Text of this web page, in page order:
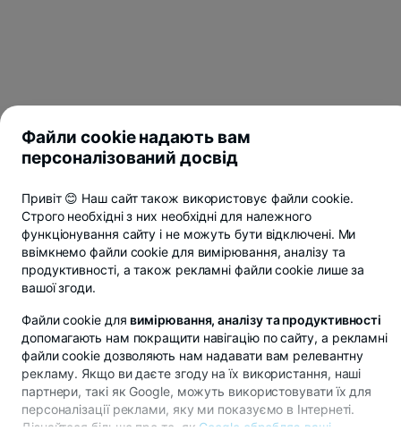
ПЕРЕВИКОНАННЯ ДОГОВОРУ
ТВОЮ ГРОШОВУ
Файли cookie надають вам
персоналізований досвід
Привіт 😊 Наш сайт також використовує файли cookie.
Строго необхідні з них необхідні для належного
функціонування сайту і не можуть бути відключені. Ми
ввімкнемо файли cookie для вимірювання, аналізу та
продуктивності, а також рекламні файли cookie лише за
вашої згоди.
Файли cookie для вимірювання, аналізу та продуктивності
допомагають нам покращити навігацію по сайту, а рекламні
файли cookie дозволяють нам надавати вам релевантну
рекламу. Якщо ви даєте згоду на їх використання, наші
партнери, такі як Google, можуть використовувати їх для
персоналізації реклами, яку ми показуємо в Інтернеті.
Дізнайтеся більше про те, як Google обробляє ваші